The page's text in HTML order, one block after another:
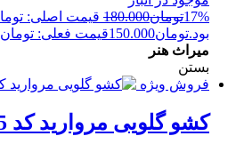
17%تومان180.000
بود.تومان150.000قیمت فعلی: تومان150.000.
میراث هنر
بستن
فروش ویژه
کشو گلویی مروارید کد 355